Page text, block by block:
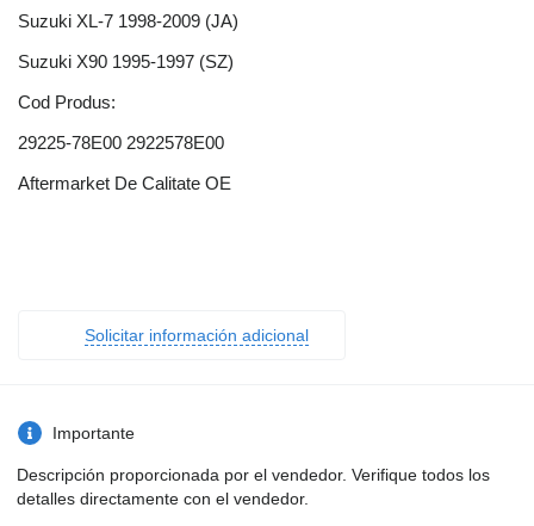
Suzuki XL-7 1998-2009 (JA)
Suzuki X90 1995-1997 (SZ)
Cod Produs:
29225-78E00 2922578E00
Aftermarket De Calitate OE
Solicitar información adicional
Importante
Descripción proporcionada por el vendedor. Verifique todos los
detalles directamente con el vendedor.